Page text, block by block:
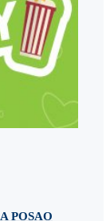
POSAO